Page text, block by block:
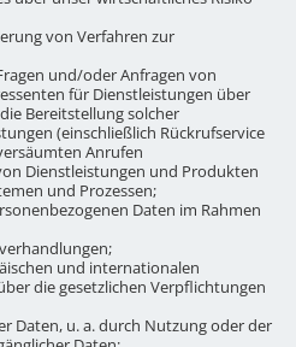
von Verfahren zur
und/oder Anfragen von
für Dienstleistungen über
Bereitstellung solcher
(einschließlich Rückrufservice
Anrufen
Dienstleistungen und Produkten
und Prozessen;
Daten im Rahmen
und internationalen
die gesetzlichen Verpflichtungen
Daten, u. a. durch Nutzung oder der